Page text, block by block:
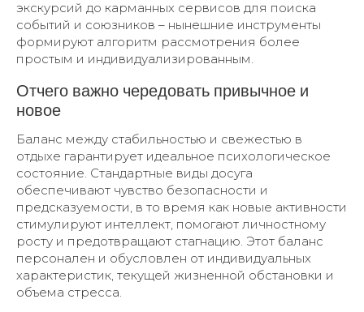
экскурсий до карманных сервисов для поиска
событий и союзников – нынешние инструменты
формируют алгоритм рассмотрения более
простым и индивидуализированным.
Отчего важно чередовать привычное и
новое
Баланс между стабильностью и свежестью в
отдыхе гарантирует идеальное психологическое
состояние. Стандартные виды досуга
обеспечивают чувство безопасности и
предсказуемости, в то время как новые активности
стимулируют интеллект, помогают личностному
росту и предотвращают стагнацию. Этот баланс
персонален и обусловлен от индивидуальных
характеристик, текущей жизненной обстановки и
объема стресса.